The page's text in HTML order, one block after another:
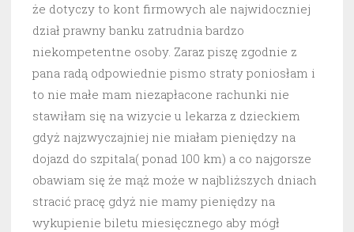
że dotyczy to kont firmowych ale najwidoczniej
dział prawny banku zatrudnia bardzo
niekompetentne osoby. Zaraz piszę zgodnie z
pana radą odpowiednie pismo straty poniosłam i
to nie małe mam niezapłacone rachunki nie
stawiłam się na wizycie u lekarza z dzieckiem
gdyż najzwyczajniej nie miałam pieniędzy na
dojazd do szpitala( ponad 100 km) a co najgorsze
obawiam się że mąż może w najbliższych dniach
stracić pracę gdyż nie mamy pieniędzy na
wykupienie biletu miesięcznego aby mógł